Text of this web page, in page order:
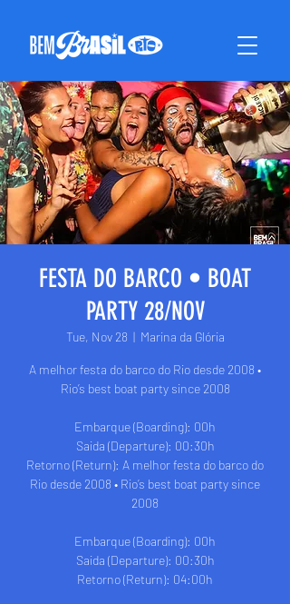
FESTA DO BARCO • BOAT
PARTY 28/NOV
Tue, Nov 28
  |
Marina da Glória
A melhor festa do barco do Rio desde 2008 •
Rio’s best boat party since 2008
Embarque (Boarding): 00h
Saida (Departure): 00:30h
Retorno (Return): A melhor festa do barco do
Rio desde 2008 • Rio’s best boat party since
2008
Embarque (Boarding): 00h
Saida (Departure): 00:30h
Retorno (Return): 04:00h